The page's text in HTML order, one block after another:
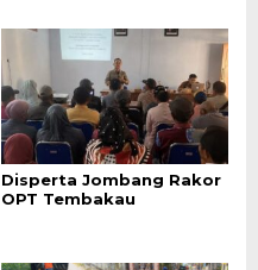
Disperta Jombang Rakor
OPT Tembakau